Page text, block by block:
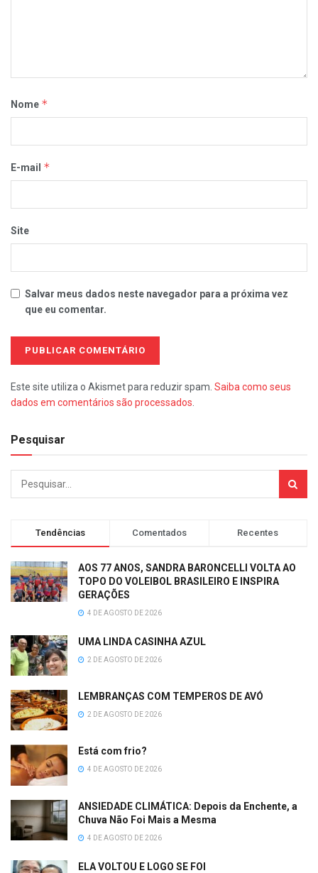
Nome *
E-mail *
Site
Salvar meus dados neste navegador para a próxima vez
que eu comentar.
Este site utiliza o Akismet para reduzir spam. Saiba como seus
dados em comentários são processados
Pesquisar
Tendências Comentados Recentes
AOS 77 ANOS, SANDRA BARONCELLI VOLTA AO
TOPO DO VOLEIBOL BRASILEIRO E INSPIRA
GERAÇÕES
4 DE AGOSTO DE 2026
UMA LINDA CASINHA AZUL
2 DE AGOSTO DE 2026
LEMBRANÇAS COM TEMPEROS DE AVÓ
2 DE AGOSTO DE 2026
Está com frio?
4 DE AGOSTO DE 2026
ANSIEDADE CLIMÁTICA: Depois da Enchente, a
Chuva Não Foi Mais a Mesma
4 DE AGOSTO DE 2026
ELA VOLTOU E LOGO SE FOI